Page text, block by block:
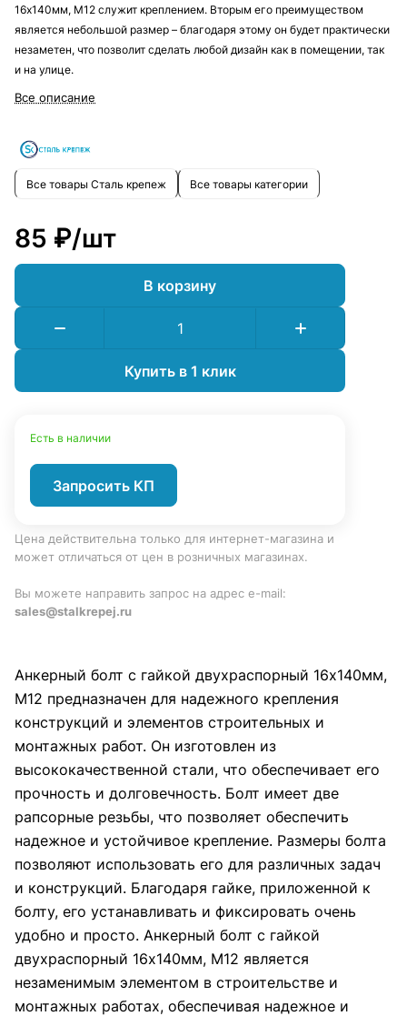
16х140мм, М12 служит креплением. Вторым его преимуществом
является небольшой размер – благодаря этому он будет практически
незаметен, что позволит сделать любой дизайн как в помещении, так
и на улице.
Все описание
Все товары Сталь крепеж Все товары категории
85 ₽/шт
В корзину
Купить в 1 клик
Есть в наличии
Запросить КП
Цена действительна только для интернет-магазина и
может отличаться от цен в розничных магазинах.
Вы можете направить запрос на адрес e-mail:
sales@stalkrepej.ru
Анкерный болт с гайкой двухраспорный 16х140мм,
М12 предназначен для надежного крепления
конструкций и элементов строительных и
монтажных работ. Он изготовлен из
высококачественной стали, что обеспечивает его
прочность и долговечность. Болт имеет две
рапсорные резьбы, что позволяет обеспечить
надежное и устойчивое крепление. Размеры болта
позволяют использовать его для различных задач
и конструкций. Благодаря гайке, приложенной к
болту, его устанавливать и фиксировать очень
удобно и просто. Анкерный болт с гайкой
двухраспорный 16х140мм, М12 является
незаменимым элементом в строительстве и
монтажных работах, обеспечивая надежное и